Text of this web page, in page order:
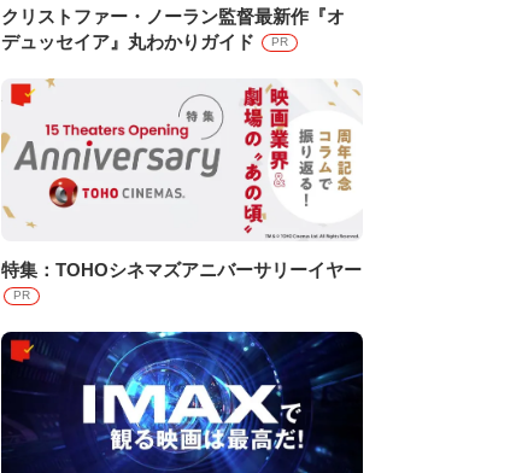
クリストファー・ノーラン監督最新作『オ
デュッセイア』丸わかりガイド
PR
特集：TOHOシネマズアニバーサリーイヤー
PR